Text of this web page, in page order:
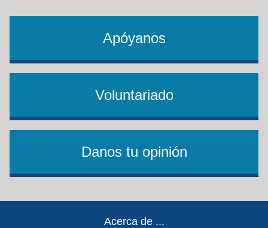
Apóyanos
Voluntariado
Danos tu opinión
Acerca de ...